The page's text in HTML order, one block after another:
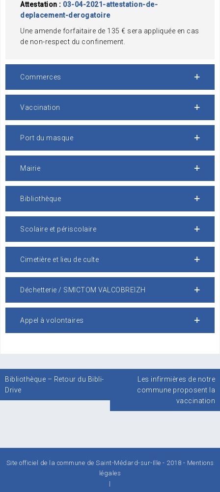
Attestation : 03-04-2021-attestation-de-
deplacement-derogatoire
Une amende forfaitaire de 135 € sera appliquée en cas
de non-respect du confinement.
Commerces
Vaccination
Port du masque
Mairie
Bibliothèque
Scolaire et périscolaire
Cimetière et lieu de culte
Déchetterie / SMICTOM VALCOBREIZH
Appel à volontaires
Navigation
de
l’article
Bibliothèque – Retour du Bibli-
Drive
Les infirmières de notre
commune proposent la
vaccination
Site officiel de la commune de Saint-Médard-sur-Ille - 2018 - Mentions
légales
|